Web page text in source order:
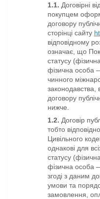
1.1. Договірні
покупцем
договору
сторінці сайту
відповідному
означає, що
статусу
фізична особа
чинного
законодавства,
договору
нижче.
1.2. Договір
тобто
Цивільного
однакові для
статусу
фізична особа
згоді з даним
умови та
замовлення,